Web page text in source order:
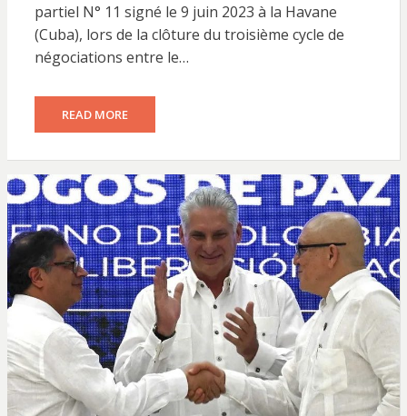
partiel N° 11 signé le 9 juin 2023 à la Havane
(Cuba), lors de la clôture du troisième cycle de
négociations entre le…
READ MORE